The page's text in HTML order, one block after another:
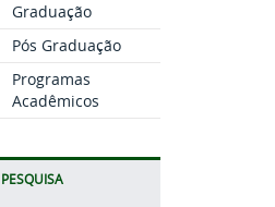
Graduação
Pós Graduação
Programas
Acadêmicos
PESQUISA